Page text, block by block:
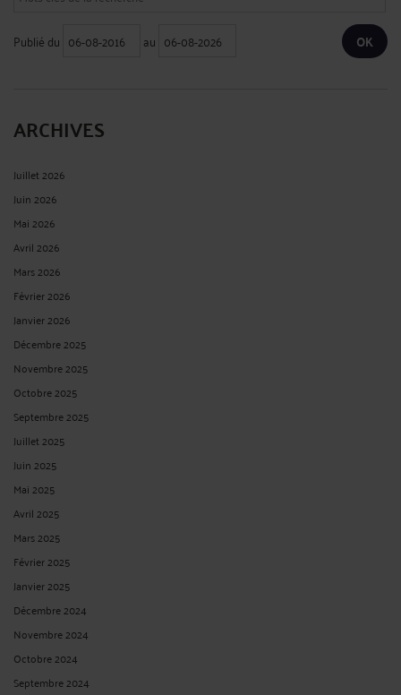
Publié du au
ARCHIVES
Juillet 2026
Juin 2026
Mai 2026
Avril 2026
Mars 2026
Février 2026
Janvier 2026
Décembre 2025
Novembre 2025
Octobre 2025
Septembre 2025
Juillet 2025
Juin 2025
Mai 2025
Avril 2025
Mars 2025
Février 2025
Janvier 2025
Décembre 2024
Novembre 2024
Octobre 2024
Septembre 2024